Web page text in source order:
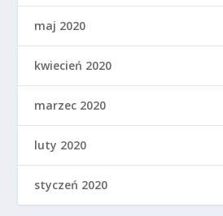
maj 2020
kwiecień 2020
marzec 2020
luty 2020
styczeń 2020